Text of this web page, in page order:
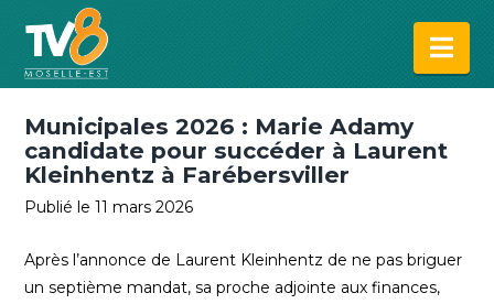
Municipales 2026 : Marie Adamy
candidate pour succéder à Laurent
Kleinhentz à Farébersviller
Publié le 11 mars 2026
Après l’annonce de Laurent Kleinhentz de ne pas briguer
un septième mandat, sa proche adjointe aux finances,